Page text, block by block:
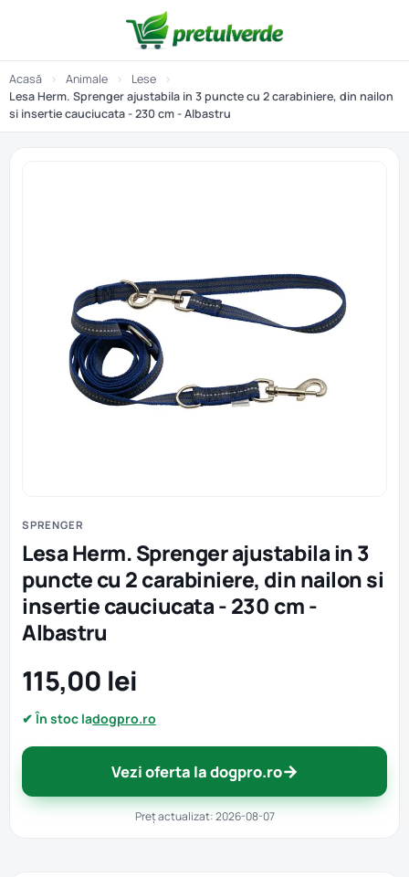
Acasă › Animale › Lese
›
Lesa Herm. Sprenger ajustabila in 3 puncte cu 2 carabiniere, din nailon
si insertie cauciucata - 230 cm - Albastru
SPRENGER
Lesa Herm. Sprenger ajustabila in 3
puncte cu 2 carabiniere, din nailon si
insertie cauciucata - 230 cm -
Albastru
115,00 lei
✔ În stoc ladogpro.ro
Vezi oferta la dogpro.ro→
Preț actualizat: 2026-08-07